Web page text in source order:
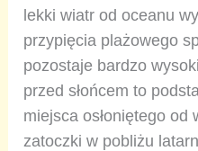
lekki wiatr od oceanu
przypięcia plażowego
pozostaje bardzo
przed słońcem to
miejsca osłoniętego od
zatoczki w pobliżu